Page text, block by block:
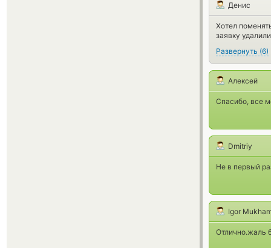
Денис
Хотел
заявку
Развернуть (6)
Алексей
Спасибо, все
Dmitriy
Не в первый
Igor
Отлично.жаль